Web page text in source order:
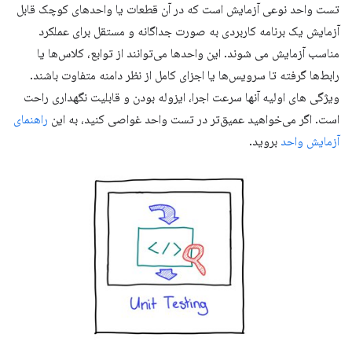
تست واحد نوعی آزمایش است که در آن قطعات یا واحدهای کوچک قابل
آزمایش یک برنامه کاربردی به صورت جداگانه و مستقل برای عملکرد
مناسب آزمایش می شوند. این واحدها می‌توانند از توابع، کلاس‌ها یا
رابط‌ها گرفته تا سرویس‌ها یا اجزای کامل از نظر دامنه متفاوت باشند.
ویژگی های اولیه آنها سرعت اجرا، ایزوله بودن و قابلیت نگهداری راحت
است. اگر می‌خواهید عمیق‌تر در تست واحد غواصی کنید، به این راهنمای
آزمایش واحد بروید.